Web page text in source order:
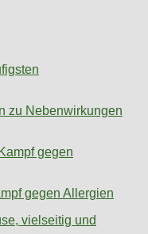
zu Nebenwirkungen
gegen Allergien